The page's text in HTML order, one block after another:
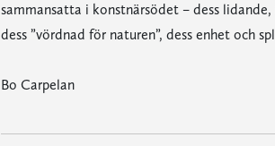
sammansatta i konstnärsödet – dess
dess ”vördnad för naturen”, dess enhet och
Bo Carpelan